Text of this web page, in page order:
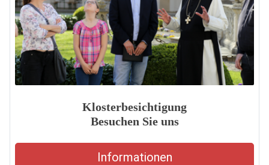
Klosterbesichtigung
Besuchen Sie uns
Informationen